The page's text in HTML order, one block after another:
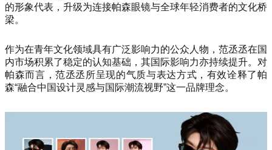
的形象代表，升级为连接帕森眼镜与全球年轻消费者的文化桥
梁。
作为在青年文化领域具有广泛影响力的公众人物，范丞丞在国
内市场积累了稳定的认知基础，其国际影响力亦持续提升。对
帕森而言，范丞丞所呈现的气质与表达方式，有效诠释了帕
森“融合中国设计灵感与国际潮流视野”这一品牌理念。